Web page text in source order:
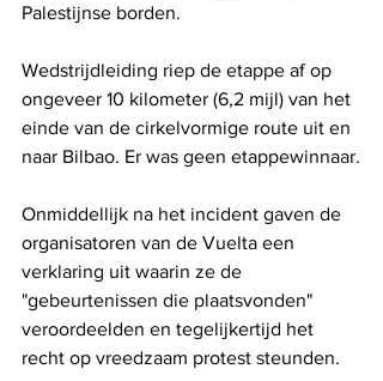
Palestijnse borden.
Wedstrijdleiding riep de etappe af op
ongeveer 10 kilometer (6,2 mijl) van het
einde van de cirkelvormige route uit en
naar Bilbao. Er was geen etappewinnaar.
Onmiddellijk na het incident gaven de
organisatoren van de Vuelta een
verklaring uit waarin ze de
"gebeurtenissen die plaatsvonden"
veroordeelden en tegelijkertijd het
recht op vreedzaam protest steunden.